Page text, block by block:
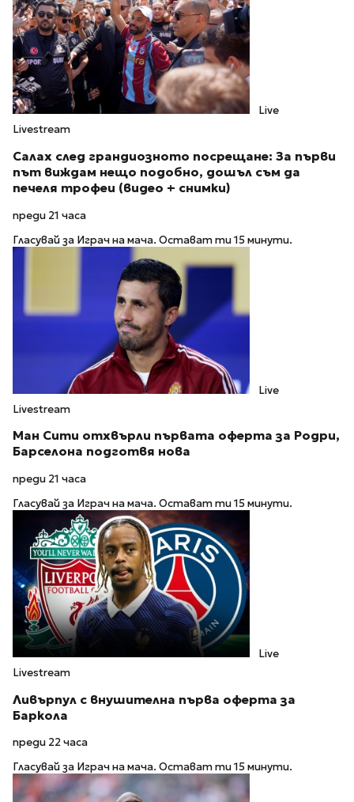
Live
Livestream
Салах след грандиозното посрещане: За първи
път виждам нещо подобно, дошъл съм да
печеля трофеи (видео + снимки)
преди 21 часа
Гласувай за Играч на мача. Остават ти 15 минути.
Live
Livestream
Ман Сити отхвърли първата оферта за Родри,
Барселона подготвя нова
преди 21 часа
Гласувай за Играч на мача. Остават ти 15 минути.
Live
Livestream
Ливърпул с внушителна първа оферта за
Баркола
преди 22 часа
Гласувай за Играч на мача. Остават ти 15 минути.